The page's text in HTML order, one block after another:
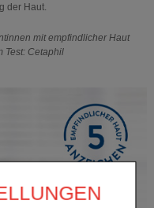
der Haut.
mit empfindlicher Haut
Test: Cetaphil